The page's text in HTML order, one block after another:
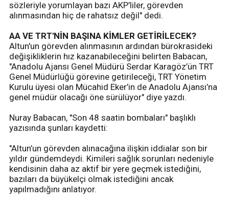
sözleriyle yorumlayan bazı AKP’liler, görevden
alınmasından hiç de rahatsız değil" dedi.
AA VE TRT'NİN BAŞINA KİMLER GETİRİLECEK?
Altun'un görevden alınmasının ardından bürokrasideki
değişikliklerin hız kazanabileceğini belirten Babacan,
"Anadolu Ajansı Genel Müdürü Serdar Karagöz’ün TRT
Genel Müdürlüğü görevine getirileceği, TRT Yönetim
Kurulu üyesi olan Mücahid Eker’in de Anadolu Ajansı’na
genel müdür olacağı öne sürülüyor" diye yazdı.
Nuray Babacan, "Son 48 saatin bombaları" başlıklı
yazısında şunları kaydetti:
"Altun’un görevden alınacağına ilişkin iddialar son bir
yıldır gündemdeydi. Kimileri sağlık sorunları nedeniyle
kendisinin daha az aktif bir yere geçmek istediğini,
bazıları da büyükelçi olmak istediğini ancak
yapılmadığını anlatıyor.